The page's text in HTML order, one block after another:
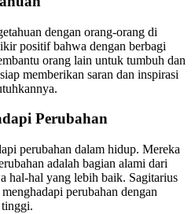
dengan orang-orang di
positif bahwa dengan berbagi
orang lain untuk tumbuh dan
memberikan saran dan inspirasi
Perubahan
perubahan dalam hidup. Mereka
adalah bagian alami dari
hal-hal yang lebih baik. Sagitarius
perubahan dengan
tinggi.